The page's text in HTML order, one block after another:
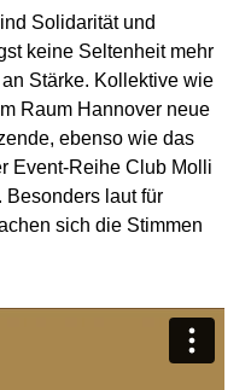
Solidarität und
keine Seltenheit mehr
Stärke. Kollektive wie
Raum Hannover neue
ebenso wie das
Event-Reihe Club Molli
Besonders laut für
sich die Stimmen